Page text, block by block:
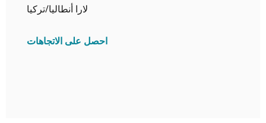
لارا أنطاليا/تركيا
احصل على الاتجاهات